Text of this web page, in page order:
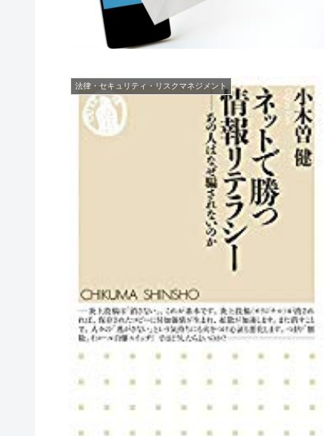
法律・セキュリティ・リスクマネジメント